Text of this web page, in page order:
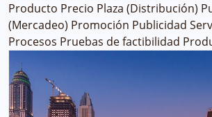
Producto Precio Plaza (Distribución)
(Mercadeo) Promoción Publicidad
Procesos Pruebas de factibilidad